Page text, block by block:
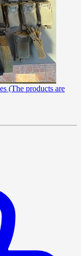
(The products are